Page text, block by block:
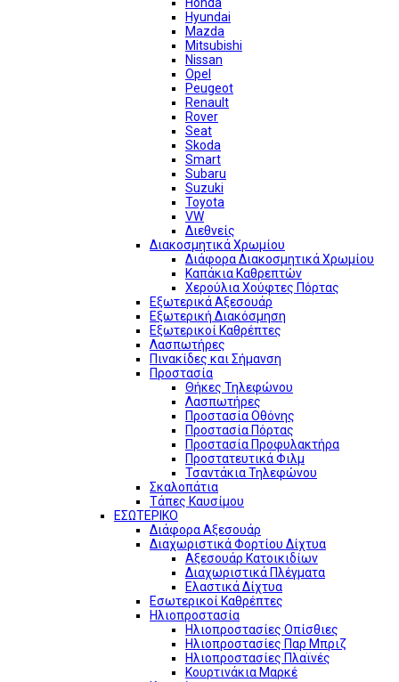
Hyundai
Mazda
Mitsubishi
Nissan
Opel
Peugeot
Renault
Rover
Seat
Skoda
Smart
Subaru
Suzuki
Toyota
VW
Διεθνείς
Διακοσμητικά Χρωμίου
Διάφορα Διακοσμητικά Χρωμίου
Καπάκια Καθρεπτών
Χερούλια Χούφτες Πόρτας
Εξωτερικά Αξεσουάρ
Εξωτερική Διακόσμηση
Εξωτερικοί Καθρέπτες
Λασπωτήρες
Πινακίδες και Σήμανση
Προστασία
Θήκες Τηλεφώνου
Λασπωτήρες
Προστασία Οθόνης
Προστασία Πόρτας
Προστασία Προφυλακτήρα
Προστατευτικά Φιλμ
Τσαντάκια Τηλεφώνου
Σκαλοπάτια
Τάπες Καυσίμου
ΕΣΩΤΕΡΙΚΟ
Διάφορα Αξεσουάρ
Διαχωριστικά Φορτίου Δίχτυα
Αξεσουάρ Κατοικιδίων
Διαχωριστικά Πλέγματα
Ελαστικά Δίχτυα
Εσωτερικοί Καθρέπτες
Ηλιοπροστασία
Ηλιοπροστασίες Οπίσθιες
Ηλιοπροστασίες Παρ Μπριζ
Ηλιοπροστασίες Πλαϊνές
Κουρτινάκια Μαρκέ